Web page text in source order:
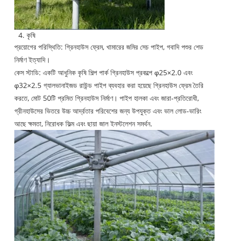
4. কৃষি
প্রয়োগের পরিস্থিতি: গ্রিনহাউস ফ্রেম, খামারের জমির সেচ পাইপ, গবাদি পশুর শেড
নির্মাণ ইত্যাদি।
কেস স্টাডি: একটি আধুনিক কৃষি শিল্প পার্ক গ্রিনহাউস প্রকল্পে φ25×2.0 এবং
φ32×2.5 গ্যালভানাইজড রাউন্ড পাইপ ব্যবহার করা হয়েছে গ্রিনহাউস ফ্রেম তৈরি
করতে, মোট 50টি প্রমিত গ্রিনহাউস নির্মাণ। পাইপ হালকা এবং জারা-প্রতিরোধী,
গ্রীনহাউসের ভিতরে উচ্চ আর্দ্রতার পরিবেশের জন্য উপযুক্ত এবং ভাল লোড-ভারিং
আছে ক্ষমতা, নিরোধক ফিল্ম এবং ছায়া জাল ইনস্টলেশন সমর্থন.